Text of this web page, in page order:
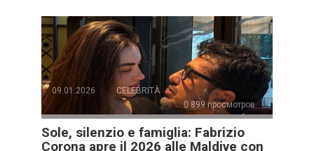
09.01.2026
CELEBRITÀ
899 просмотров
Sole, silenzio e famiglia: Fabrizio
Corona apre il 2026 alle Maldive con